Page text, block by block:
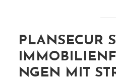
PLANSECUR
NGEN MIT